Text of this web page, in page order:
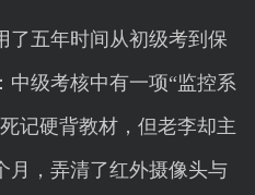
了五年时间从初级考到保
中级考核中有一项“监控系
记硬背教材，但老李却主
月，弄清了红外摄像头与